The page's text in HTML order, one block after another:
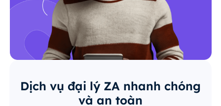
Dịch vụ đại lý ZA nhanh chóng
và an toàn